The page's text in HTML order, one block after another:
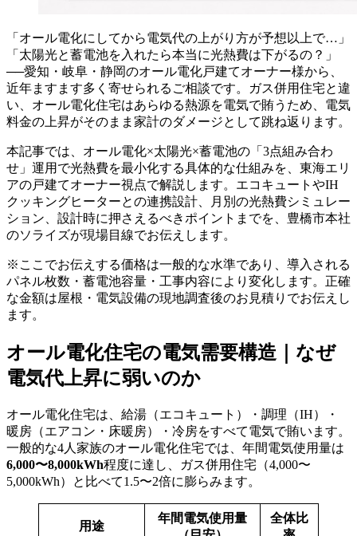
「オール電化にしてから電気代の上がり方が予想以上で…」
「太陽光と蓄電池を入れたら本当に光熱費は下がるの？」
──愛知・岐阜・静岡のオール電化戸建てオーナー様から、
近年ますます多く寄せられるご相談です。ガス併用住宅と違
い、オール電化住宅はあらゆる熱源を電気で賄うため、電気
料金の上昇がそのまま家計のダメージとして跳ね返ります。
本記事では、オール電化×太陽光×蓄電池の「3点組み合わ
せ」運用で光熱費を最小化する具体的な仕組みを、東海エリ
アの戸建てオーナー視点で解説します。エコキュートやIH
クッキングヒーターとの連携設計、月別の光熱費シミュレー
ション、設計時に押さえるべきポイントまでを、豊橋市本社
のソライズが現場目線でお伝えします。
※ここでお伝えする価格は一般的な水準であり、導入される
パネル枚数・蓄電池容量・工事内容により変化します。正確
な金額は屋根・電気設備の現地調査後のお見積りでお伝えし
ます。
オール電化住宅の電気需要構造｜なぜ
電気代上昇に弱いのか
オール電化住宅は、給湯（エコキュート）・調理（IH）・
暖房（エアコン・床暖房）・冷房をすべて電気で賄います。
一般的な4人家族のオール電化住宅では、年間電気使用量は
6,000〜8,000kWh程度に達し、ガス併用住宅（4,000〜
5,000kWh）と比べて1.5〜2倍に膨らみます。
用途
年間電気使用量
全体比